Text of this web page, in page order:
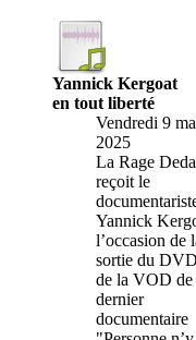
Yannick Kergoat
en tout liberté
Vendredi 9
2025
La Rage
reçoit le
Yannick
l’occasion de
sortie du
de la VOD de
dernier
documentaire